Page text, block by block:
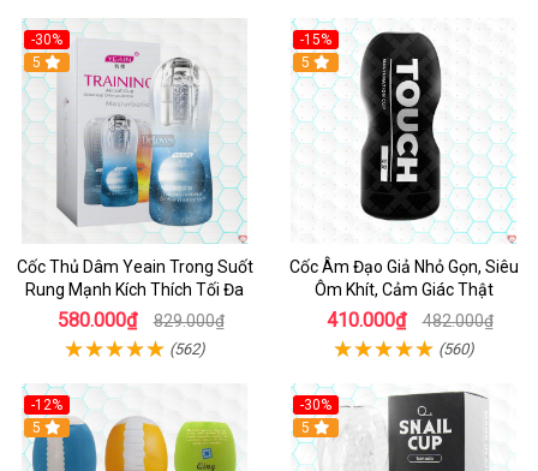
-30%
Hot
5
Cốc Thủ Dâm Yeain Trong Suốt
Rung Mạnh Kích Thích Tối Đa
580.000₫ 829.000₫
(562)
-15%
5
Cốc Âm Đạo Giả Nhỏ Gọn, Siêu
Ôm Khít, Cảm Giác Thật
410.000₫ 482.000₫
(560)
-12%
5
-30%
5